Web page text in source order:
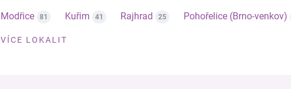
Modřice 81 Kuřim 41 Rajhrad 25 Pohořelice (Brno-venkov)
VÍCE LOKALIT